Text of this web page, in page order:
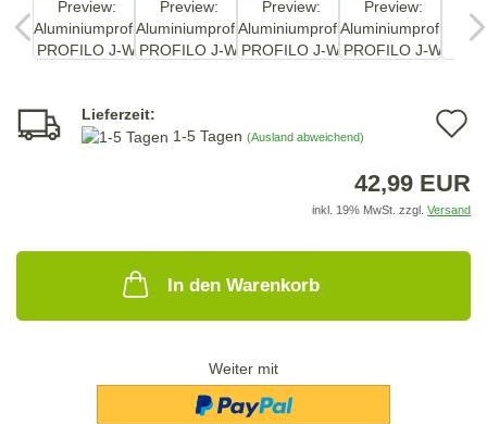
Lieferzeit:
1-5 Tagen (Ausland abweichend)
42,99 EUR
inkl. 19% MwSt. zzgl. Versand
In den Warenkorb
Weiter mit